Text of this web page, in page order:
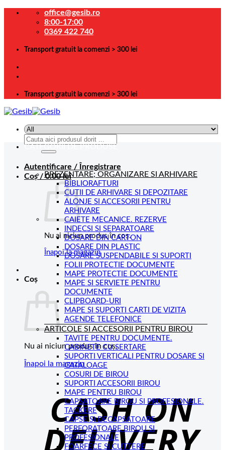
Skip
office@gesib.ro
8:00-17:00
0369 422 740
Transport gratuit la comenzi > 300 lei
Transport gratuit la comenzi > 300 lei
Caută
Autentificare / Înregistrare
Coș /0.00lei
Nu ai niciun produs în coș.
Înapoi la magazin
Coș
Nu ai niciun produs în coș.
Înapoi la magazin
CATEGORII DE PRODUSE
PREZENTARE; ORGANIZARE SI ARHIVARE
BIBLIORAFTURI
CUTII DE ARHIVARE SI DEPOZITARE
ALONJE SI ACCESORII PENTRU
ARHIVARE
CAIETE MECANICE. REZERVE
INDECSI SI SEPARATOARE
DOSARE DIN CARTON
DOSARE DIN PLASTIC
DOSARE SUSPENDABILE SI SUPORTI
FOLII PROTECTIE DOCUMENTE
MAPE PROTECTIE DOCUMENTE
MAPE SI SERVIETE PENTRU
DOCUMENTE
CLIPBOARD-URI
MAPE SI SUPORTI CARTI DE VIZITA
AGENDE TELEFONICE
ARTICOLE SI ACCESORII PENTRU BIROU
TAVITE PENTRU DOCUMENTE.
CABINETE CU SERTARE
SUPORTI VERTICALI PENTRU DOSARE SI
CATALOAGE
COSURI DE BIROU
SUPORTI ACCESORII BIROU
MAPE PENTRU BIROU
CAPSATOARE BIROU SI PROFESIONALE.
TACKERE
CAPSE SI DECAPSATOARE
PERFORATOARE BIROU SI
PROFESIONALE
FOARFECE SI CUTTERE